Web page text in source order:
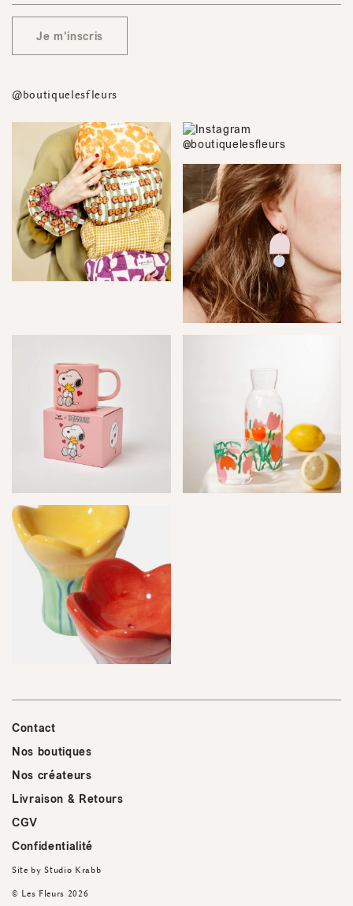
Je m'inscris
@boutiquelesfleurs
Contact
Nos boutiques
Nos créateurs
Livraison & Retours
CGV
Confidentialité
Site byStudio Krabb
© Les Fleurs 2026